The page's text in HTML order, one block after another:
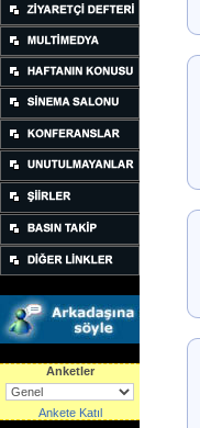
Anketler
Ankete Katıl